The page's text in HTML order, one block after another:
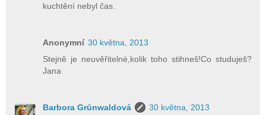
kuchtění nebyl čas.
Anonymní 30 května, 2013
Stejně je neuvěřitelné,kolik toho stihneš!Co studuješ?
Jana
Barbora Grünwaldová
30 května, 2013